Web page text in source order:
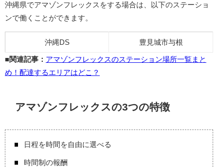
沖縄県でアマゾンフレックスをする場合は、以下のステーショ
ンで働くことができます。
沖縄DS 豊見城市与根
■関連記事： アマゾンフレックスのステーション場所一覧まと
め！配達するエリアはどこ？
アマゾンフレックスの3つの特徴
日程を時間を自由に選べる
時間制の報酬